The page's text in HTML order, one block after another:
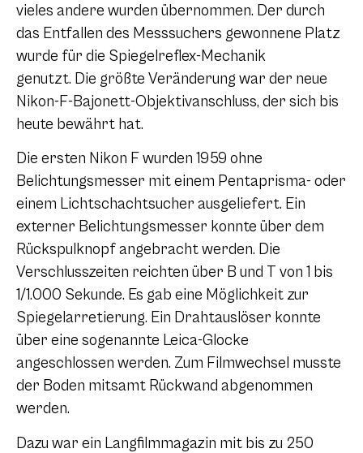
vieles andere wurden übernommen. Der durch
das Entfallen des Messsuchers gewonnene Platz
wurde für die Spiegelreflex-Mechanik
genutzt. Die größte Veränderung war der neue
Nikon-F-Bajonett-Objektivanschluss, der sich bis
heute bewährt hat.
Die ersten Nikon F wurden 1959 ohne
Belichtungsmesser mit einem Pentaprisma- oder
einem Lichtschachtsucher ausgeliefert. Ein
externer Belichtungsmesser konnte über dem
Rückspulknopf angebracht werden. Die
Verschlusszeiten reichten über B und T von 1 bis
1/1.000 Sekunde. Es gab eine Möglichkeit zur
Spiegelarretierung. Ein Drahtauslöser konnte
über eine sogenannte Leica-Glocke
angeschlossen werden. Zum Filmwechsel musste
der Boden mitsamt Rückwand abgenommen
werden.
Dazu war ein Langfilmmagazin mit bis zu 250